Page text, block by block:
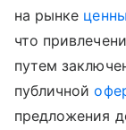
на рынке
что
путем
публичной
предложения